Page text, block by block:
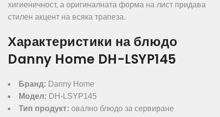
хигиеничност, а оригиналната форма на лист придава
стилен акцент на всяка трапеза.
Характеристики на блюдо
Danny Home DH-LSYP145
Бранд: Danny Home
Модел: DH-LSYP145
Тип продукт: овално блюдо за сервиране